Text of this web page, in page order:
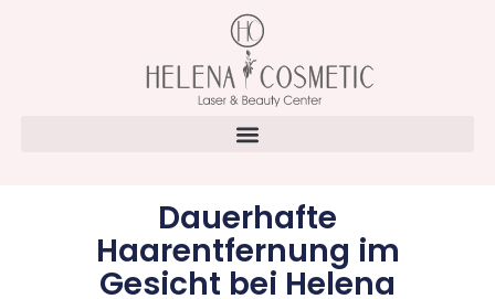
Dauerhafte
Haarentfernung im
Gesicht bei Helena